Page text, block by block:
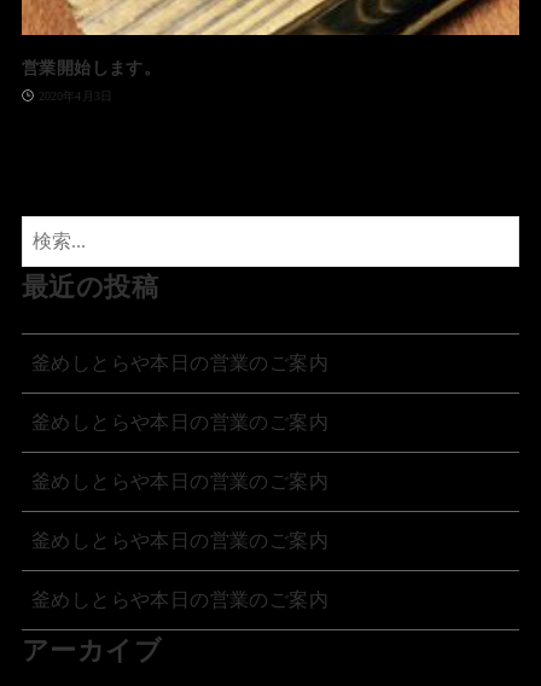
営業開始します。
2020年4月3日
最近の投稿
釜めしとらや本日の営業のご案内
釜めしとらや本日の営業のご案内
釜めしとらや本日の営業のご案内
釜めしとらや本日の営業のご案内
釜めしとらや本日の営業のご案内
アーカイブ